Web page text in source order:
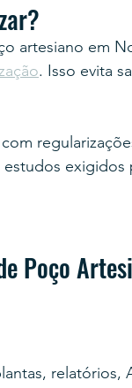
artesiano em
. Isso evita
exigidos
Poço
relatórios,